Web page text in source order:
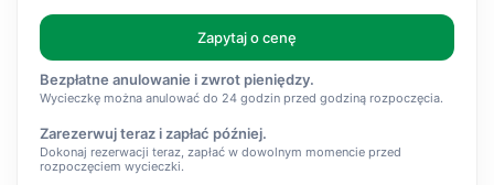
Zapytaj o cenę
Bezpłatne anulowanie i zwrot pieniędzy.
Wycieczkę można anulować do 24 godzin przed godziną rozpoczęcia.
Zarezerwuj teraz i zapłać później.
Dokonaj rezerwacji teraz, zapłać w dowolnym momencie przed
rozpoczęciem wycieczki.